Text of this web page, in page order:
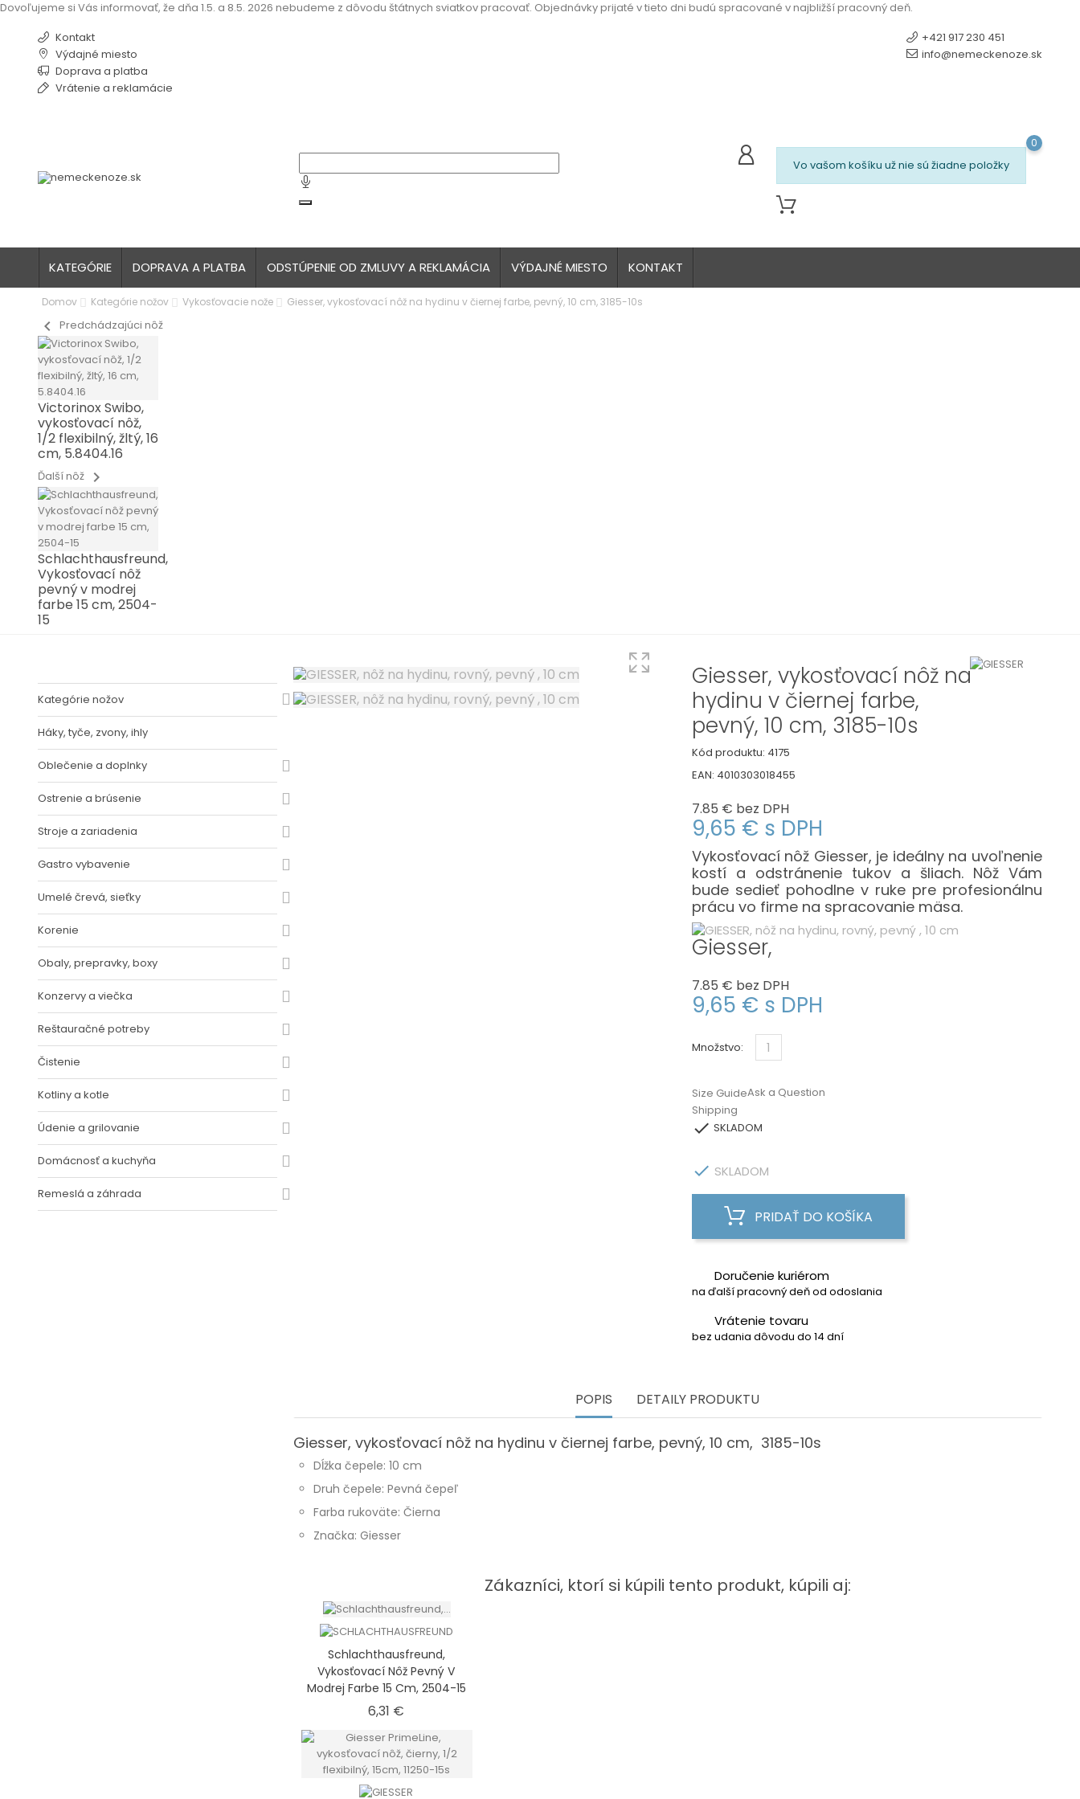
Dovoľujeme si Vás informovať, že dňa 1.5. a 8.5. 2026 nebudeme z dôvodu štátnych sviatkov pracovať. Objednávky prijaté v tieto dni budú spracované v najbližší pracovný deň.
Kontakt
Výdajné miesto
Doprava a platba
Vrátenie a reklamácie
+421 917 230 451
info@nemeckenoze.sk
Vo vašom košíku už nie sú žiadne položky
0
KATEGÓRIE DOPRAVA A PLATBA ODSTÚPENIE OD ZMLUVY A REKLAMÁCIA VÝDAJNÉ MIESTO KONTAKT
Domov Kategórie nožov Vykosťovacie nože Giesser, vykosťovací nôž na hydinu v čiernej farbe, pevný, 10 cm, 3185-10s
chevron_left Predchádzajúci nôž
Victorinox Swibo,
vykosťovací nôž,
1/2 flexibilný, žltý, 16
cm, 5.8404.16
Ďalší nôž chevron_right
Schlachthausfreund,
Vykosťovací nôž
pevný v modrej
farbe 15 cm, 2504-
15
Kategórie nožov
Háky, tyče, zvony, ihly
Oblečenie a doplnky
Ostrenie a brúsenie
Stroje a zariadenia
Gastro vybavenie
Umelé črevá, sieťky
Korenie
Obaly, prepravky, boxy
Konzervy a viečka
Reštauračné potreby
Čistenie
Kotliny a kotle
Údenie a grilovanie
Domácnosť a kuchyňa
Remeslá a záhrada
Giesser, vykosťovací nôž na
hydinu v čiernej farbe,
pevný, 10 cm, 3185-10s
Kód produktu: 4175
EAN: 4010303018455
7.85 € bez DPH
9,65 € s DPH
Vykosťovací nôž Giesser, je ideálny na uvoľnenie
kostí a odstránenie tukov a šliach. Nôž Vám
bude sedieť pohodlne v ruke pre profesionálnu
prácu vo firme na spracovanie mäsa.
Giesser,
7.85 € bez DPH
9,65 € s DPH
Množstvo:
Size Guide
Shipping
Ask a Question
 SKLADOM
 SKLADOM
PRIDAŤ DO KOŠÍKA
Doručenie kuriérom
na ďalší pracovný deň od odoslania
Vrátenie tovaru
bez udania dôvodu do 14 dní
POPIS DETAILY PRODUKTU
Giesser, vykosťovací nôž na hydinu v čiernej farbe, pevný, 10 cm, 3185-10s
Dĺžka čepele: 10 cm
Druh čepele: Pevná čepeľ
Farba rukoväte: Čierna
Značka: Giesser
Zákazníci, ktorí si kúpili tento produkt, kúpili aj:
Schlachthausfreund,
Vykosťovací Nôž Pevný V
Modrej Farbe 15 Cm, 2504-15
6,31 €